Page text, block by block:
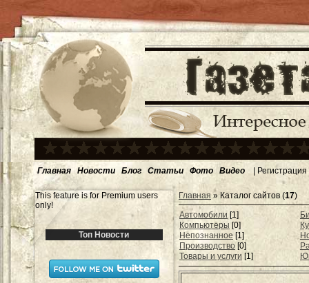
Главная Новости Блог Статьи Фото Видео | Регистрация
This feature is for Premium users
only!
Топ Новости
Главная » Каталог сайтов (17)
Автомобили [1]
Компьютеры [0]
Непознанное [1]
Производство [0]
Товары и услуги [1]